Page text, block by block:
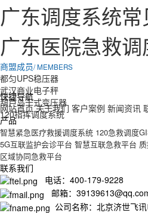
广东调度系统
广东医院急救
商盟成员/ MEMBERS
都匀UPS稳压器
武汉商业电子秤
葫芦岛干式变压器
120指挥调度系统
快捷导航
网站首页 关于我们 客户案例 新闻资讯
产品
智慧紧急医疗救援调度系统 120急救调度
5G互联监护会诊平台 智慧互联急救平台
区域协同急救平台
联系我们
电话：400-179-9228
邮箱：
公司名称：北京济世飞